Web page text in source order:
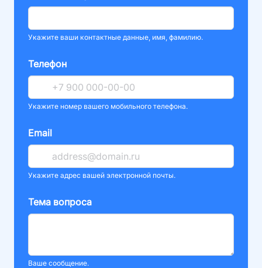
Укажите ваши контактные данные, имя, фамилию.
Телефон
Укажите номер вашего мобильного телефона.
Email
Укажите адрес вашей электронной почты.
Тема вопроса
Ваше сообщение.